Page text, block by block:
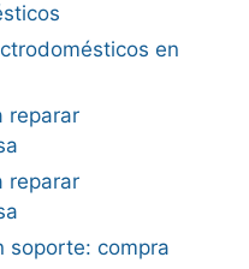
en
reparar
reparar
soporte: compra